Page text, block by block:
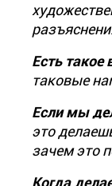
Есть такое
таковые
Если мы
это
зачем это
Когда